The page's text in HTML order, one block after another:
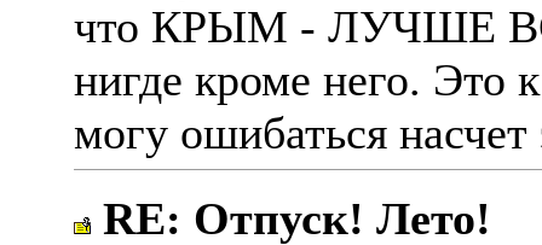
что КРЫМ - ЛУЧШЕ
нигде кроме него. Это
могу ошибаться насчет
RE: Отпуск! Лето!